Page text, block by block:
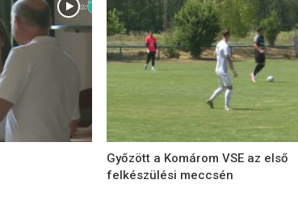
Győzött a Komárom VSE az első
felkészülési meccsén